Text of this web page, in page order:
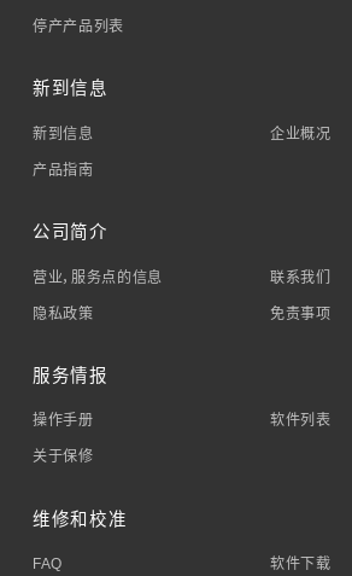
停产产品列表
新到信息
新到信息 企业概况
产品指南
公司简介
营业，服务点的信息 联系我们
隐私政策 免责事项
服务情报
操作手册 软件列表
关于保修
维修和校准
FAQ 软件下载